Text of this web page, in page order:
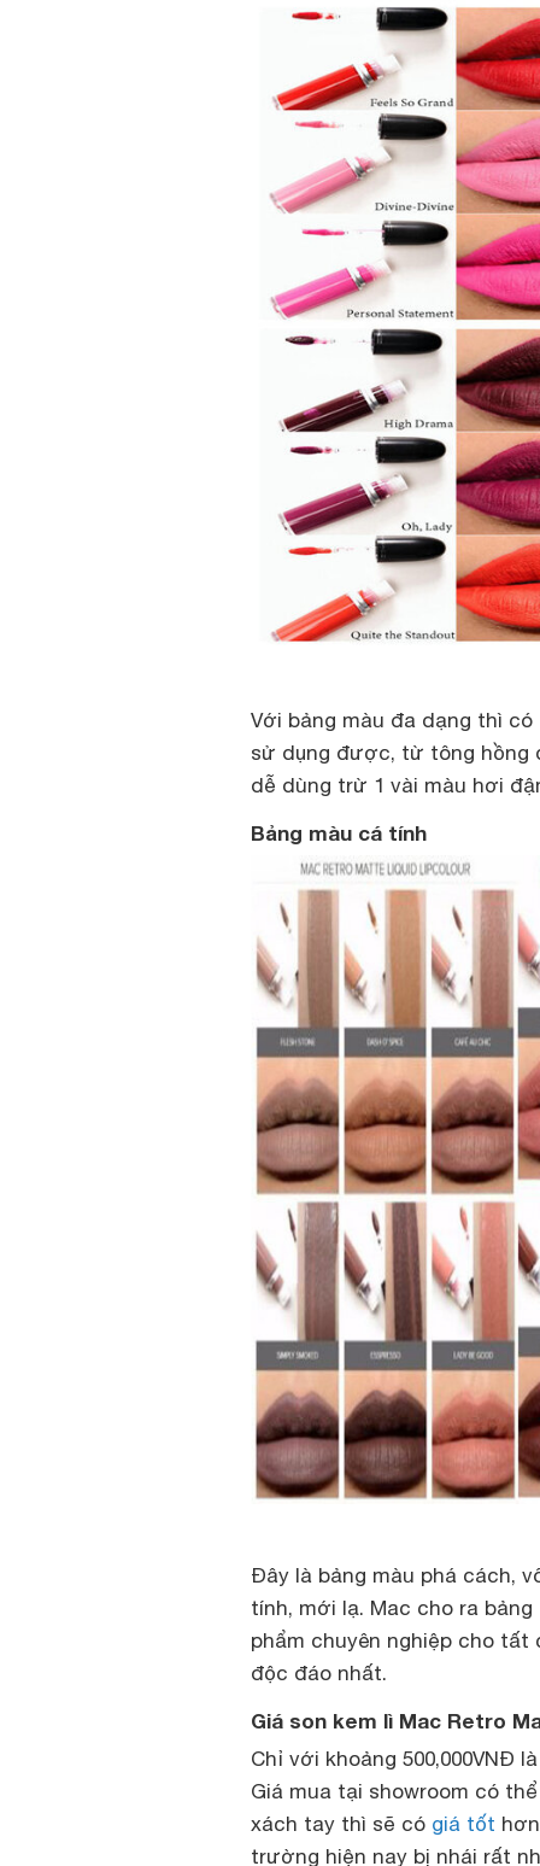
Với bảng màu đa dạng thì
sử dụng được, từ tông hồng
dễ dùng trừ 1 vài màu hơi
Bảng màu cá tính
Đây là bảng màu phá cách,
tính, mới lạ. Mac cho ra
phẩm chuyên nghiệp cho tất
độc đáo nhất.
Giá son kem lì Mac Retro
Chỉ với khoảng 500,000VNĐ
Giá mua tại showroom có
xách tay thì sẽ có giá tốt
trường hiện nay bị nhái rất